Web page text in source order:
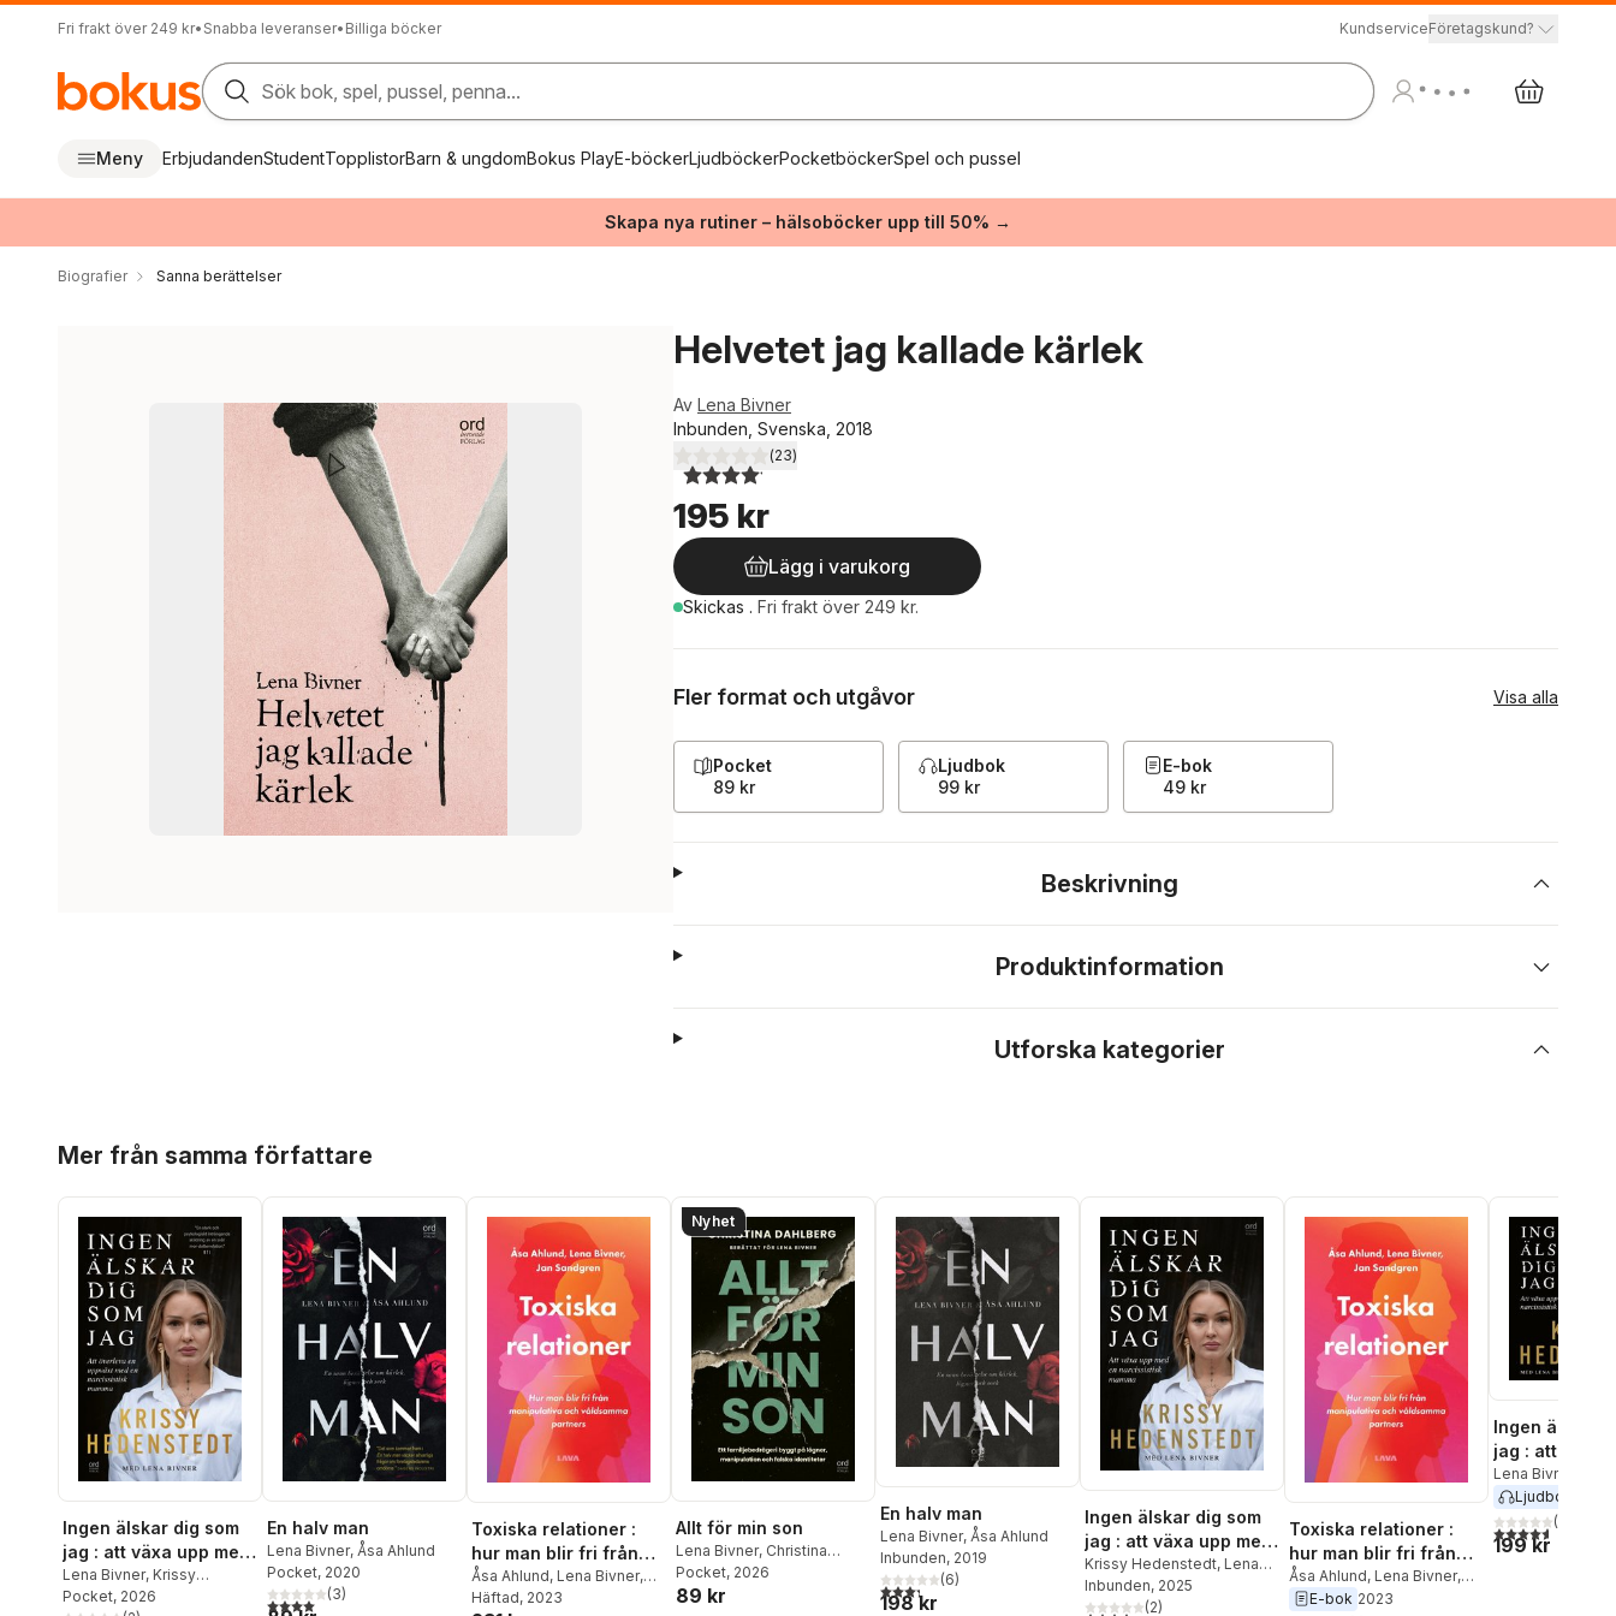
Fri frakt över 249 kr• Snabba leveranser• Billiga böcker KundserviceFöretagskund?
Sök bok, spel, pussel, penna...
Meny ErbjudandenStudentTopplistorBarn & ungdomBokus PlayE-böckerLjudböckerPocketböckerSpel och pussel
Skapa nya rutiner – hälsoböcker upp till 50% →
Biografier Sanna berättelser
Helvetet jag kallade kärlek
Av Lena Bivner
Inbunden, Svenska, 2018
4,1utav 5 stjärnor. Totalt antal röster:
(23)
195 kr
Lägg i varukorg
Skickas . Fri frakt över 249 kr.
Fler format och utgåvor Visa alla
Pocket
89 kr
Ljudbok
99 kr
E-bok
49 kr
Beskrivning
Produktinformation
Utforska kategorier
Mer från samma författare
Ingen älskar dig som
jag : att växa upp med
en narcissistisk
mamma
Lena Bivner, Krissy
Hedenstedt
Pocket, 2026
En halv man
Lena Bivner, Åsa Ahlund
Pocket, 2020
4,0utav 5 stjärnor. Totalt antal röster:
(3)
Toxiska relationer :
hur man blir fri från
manipulativa och
våldsamma partners
Åsa Ahlund, Lena Bivner,
Jan Sandgren
Häftad, 2023
Nyhet
Allt för min son
Lena Bivner, Christina
Dahlberg
Pocket, 2026
89 kr
En halv man
Lena Bivner, Åsa Ahlund
Inbunden, 2019
3,3utav 5 stjärnor. Totalt antal röster:
(6)
198 kr
Ingen älskar dig som
jag : att växa upp med
en narcissistisk
mamma
Krissy Hedenstedt, Lena
Bivner
Inbunden, 2025
(2)
Toxiska relationer :
hur man blir fri från
manipulativa och
våldsamma partners
Åsa Ahlund, Lena Bivner,
Jan Sandgren
E-bok 2023
Ingen älskar
jag : att växa
en
mamma
Lena Bivner
Hedenstedt
Ljudbok
4,6utav 5(
199 kr